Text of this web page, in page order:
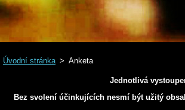
Úvodní stránka > Anketa
Jednotlivá
Bez svolení účinkujících nesmí být užitý